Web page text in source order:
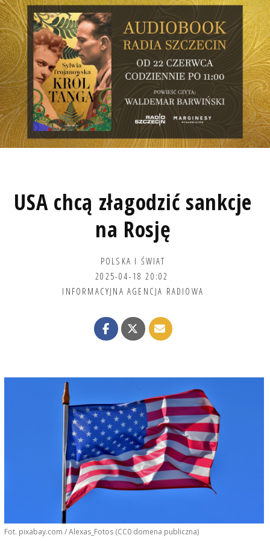
USA chcą złagodzić sankcje
na Rosję
POLSKA I ŚWIAT
2025-04-18 20:02
INFORMACYJNA AGENCJA RADIOWA
Fot. pixabay.com / Alexas_Fotos (CC0 domena publiczna)